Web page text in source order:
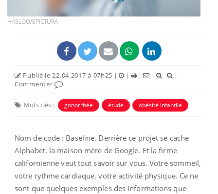
HASLOO/EPICTURA
Publié le 22.04.2017 à 07h25 | | | |
|
Commenter
Mots clés : gonorrhée étude obésité infantile
Nom de code : Baseline. Derrière ce projet se cache
Alphabet, la maison mère de Google. Et la firme
californienne veut tout savoir sur vous. Votre sommeil,
votre rythme cardiaque, votre activité physique. Ce ne
sont que quelques exemples des informations que